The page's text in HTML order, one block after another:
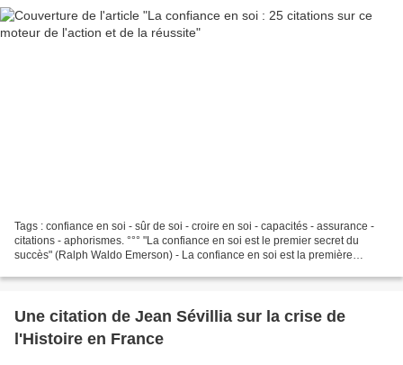
Tags : confiance en soi - sûr de soi - croire en soi - capacités - assurance -
citations - aphorismes. °°° "La confiance en soi est le premier secret du
succès" (Ralph Waldo Emerson) - La confiance en soi est la première
Une citation de Jean Sévillia sur la crise de
l'Histoire en France